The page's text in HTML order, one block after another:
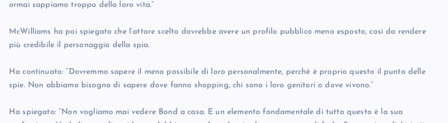
ormai sappiamo troppo della loro vita.”
McWilliams ha poi spiegato che l’attore scelto dovrebbe avere un profilo pubblico meno esposto, così da rendere
più credibile il personaggio della spia.
Ha continuato: “Dovremmo sapere il meno possibile di loro personalmente, perché è proprio questo il punto delle
spie. Non abbiamo bisogno di sapere dove fanno shopping, chi sono i loro genitori o dove vivono.”
Ha spiegato: “Non vogliamo mai vedere Bond a casa. E un elemento fondamentale di tutto questo è la sua